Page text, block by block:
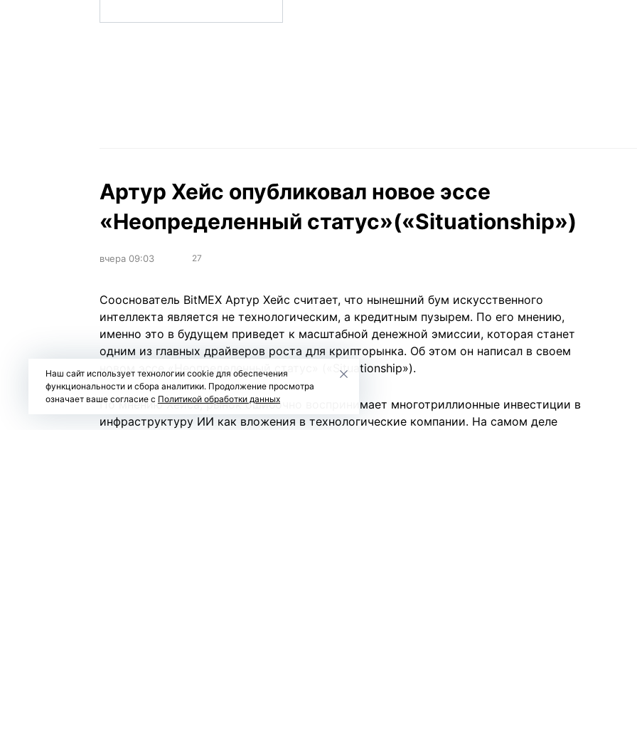
Артур Хейс опубликовал новое эссе
«Неопределенный статус»(«Situationship»)
вчера 09:03 27
Сооснователь BitMEX Артур Хейс считает, что нынешний бум искусственного
интеллекта является не технологическим, а кредитным пузырем. По его мнению,
именно это в будущем приведет к масштабной денежной эмиссии, которая станет
одним из главных драйверов роста для крипторынка. Об этом он написал в своем
«Неопределенный статус» («Situationship»).
По мнению Хейса, рынок ошибочно воспринимает многотриллионные инвестиции в
инфраструктуру ИИ как вложения в технологические компании. На самом деле
Наш сайт использует технологии cookie для обеспечения
функциональности и сбора аналитики. Продолжение просмотра
означает ваше согласие с Политикой обработки данных